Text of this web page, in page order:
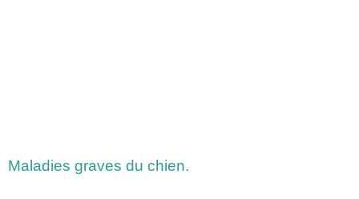
Maladies graves du chien.